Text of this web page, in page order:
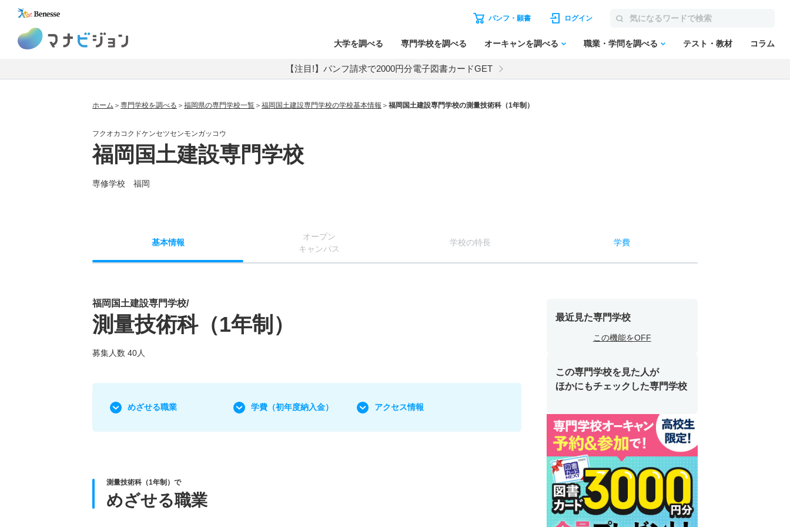
パンフ・願書 ログイン
大学を調べる 専門学校を調べる オーキャンを調べる 職業・学問を調べる テスト・教材 コラム
【注目!】パンフ請求で2000円分電子図書カードGET
ホーム 専門学校を調べる 福岡県の専門学校一覧 福岡国土建設専門学校の学校基本情報 福岡国土建設専門学校の測量技術科（1年制）
フクオカコクドケンセツセンモンガッコウ
福岡国土建設専門学校
専修学校 福岡
基本情報
オープン
キャンパス
学校の特長 学費
福岡国土建設専門学校/
測量技術科（1年制）
募集人数 40人
めざせる職業 学費 （初年度納入金） アクセス情報
測量技術科（1年制）で
めざせる職業
最近見た専門学校
この機能をOFF
この専門学校を見た人が
ほかにもチェックした専門学校